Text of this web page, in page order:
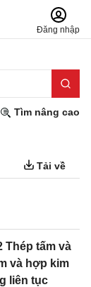
Đăng nhập
Tìm nâng cao
Tải về
Thép tấm và
và hợp kim
liên tục